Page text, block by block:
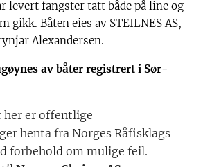
levert fangster tatt både på line og
gikk. Båten eies av STEILNES AS,
Alexandersen.
av båter registrert i Sør-
her er offentlige
henta fra Norges Råfisklags
forbehold om mulige feil.